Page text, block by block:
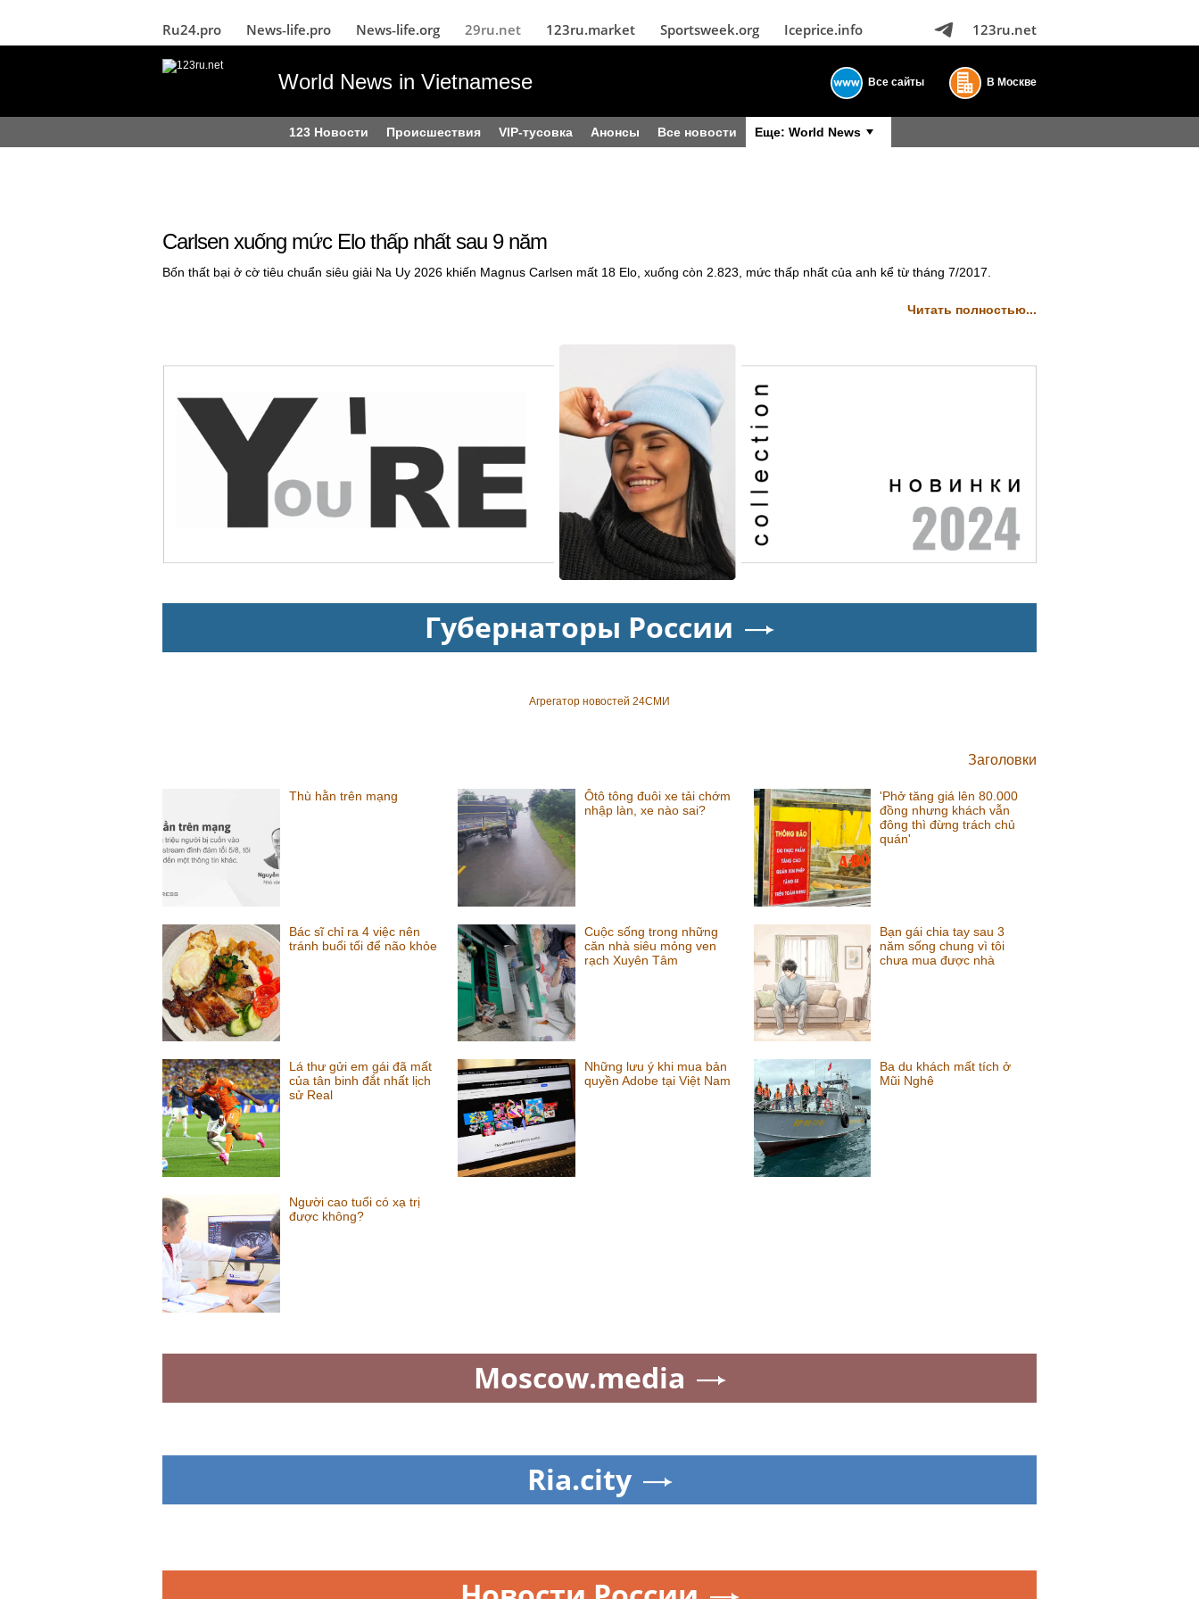
Ru24.pro News‑life.pro News‑life.org 29ru.net 123ru.market Sportsweek.org Iceprice.info 123ru.net
World News in Vietnamese Все сайты В Москве
123 Новости Происшествия VIP-тусовка Анонсы Все новости Еще: World News
Carlsen xuống mức Elo thấp nhất sau 9 năm
Bốn thất bại ở cờ tiêu chuẩn siêu giải Na Uy 2026 khiến Magnus Carlsen mất 18 Elo, xuống còn 2.823, mức thấp nhất của anh kể từ tháng 7/2017.
Читать полностью...
Губернаторы России
Агрегатор новостей 24СМИ
Заголовки
Thù hằn trên mạng
Ôtô tông đuôi xe tải chớm
nhập làn, xe nào sai?
'Phở tăng giá lên 80.000
đồng nhưng khách vẫn
đông thì đừng trách chủ
quán'
Bác sĩ chỉ ra 4 việc nên
tránh buổi tối để não khỏe
Cuộc sống trong những
căn nhà siêu mỏng ven
rạch Xuyên Tâm
Bạn gái chia tay sau 3
năm sống chung vì tôi
chưa mua được nhà
Lá thư gửi em gái đã mất
của tân binh đắt nhất lịch
sử Real
Những lưu ý khi mua bản
quyền Adobe tại Việt Nam
Ba du khách mất tích ở
Mũi Nghê
Người cao tuổi có xạ trị
được không?
Moscow.media
Ria.city